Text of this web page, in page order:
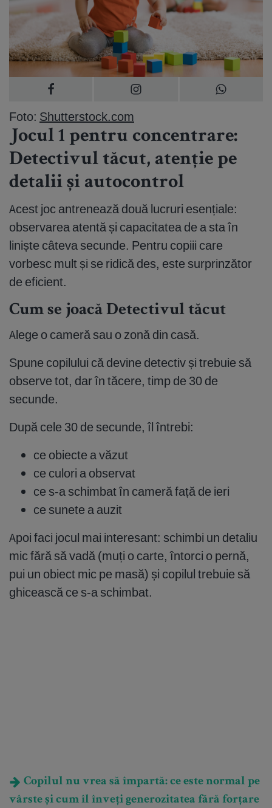
Foto: Shutterstock.com
Jocul 1 pentru concentrare:
Detectivul tăcut, atenție pe
detalii și autocontrol
Acest joc antrenează două lucruri esențiale:
observarea atentă și capacitatea de a sta în
liniște câteva secunde. Pentru copiii care
vorbesc mult și se ridică des, este surprinzător
de eficient.
Cum se joacă Detectivul tăcut
Alege o cameră sau o zonă din casă.
Spune copilului că devine detectiv și trebuie să
observe tot, dar în tăcere, timp de 30 de
secunde.
După cele 30 de secunde, îl întrebi:
ce obiecte a văzut
ce culori a observat
ce s-a schimbat în cameră față de ieri
ce sunete a auzit
Apoi faci jocul mai interesant: schimbi un detaliu
mic fără să vadă (muți o carte, întorci o pernă,
pui un obiect mic pe masă) și copilul trebuie să
ghicească ce s-a schimbat.
Copilul nu vrea să împartă: ce este normal pe
vârste și cum îl înveți generozitatea fără forțare